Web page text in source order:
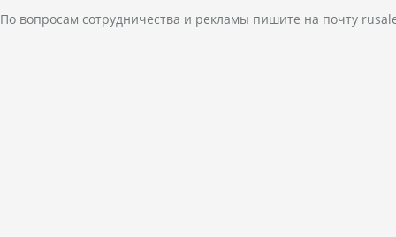
По вопросам сотрудничества и рекламы пишите на почту